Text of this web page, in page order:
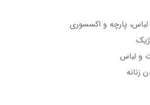
لباس، پارچه و اکسسوری
و لباس
زنانه